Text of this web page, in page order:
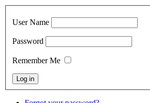
User Name
Password
Remember Me